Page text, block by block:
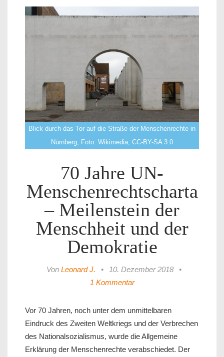
Blick durch das Tor auf die Straße der Menschenrechte in
Nürnberg; Foto: Wikimedia, CC-BY-SA 3.0
70 Jahre UN-
Menschenrechtscharta
– Meilenstein der
Menschheit und der
Demokratie
Von Leonard J. • 10. Dezember 2018
•
1 Kommentar
Vor 70 Jahren, noch unter dem unmittelbaren
Eindruck des Zweiten Weltkriegs und der Verbrechen
des Nationalsozialismus, wurde die Allgemeine
Erklärung der Menschenrechte verabschiedet. Der